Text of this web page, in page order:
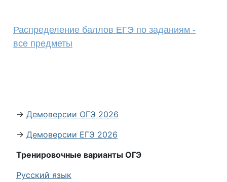
Распределение баллов ЕГЭ по заданиям -
все предметы
→ Демоверсии ОГЭ 2026
→ Демоверсии ЕГЭ 2026
Тренировочные варианты ОГЭ
Русский язык